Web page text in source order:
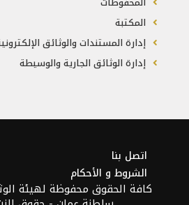
المكتبة
إدارة المستندات والوثائق
إدارة الوثائق الجارية والوسيطة
اتصل بنا
الشروط و الأحكام
كافة الحقوق محفوظة لهيئة